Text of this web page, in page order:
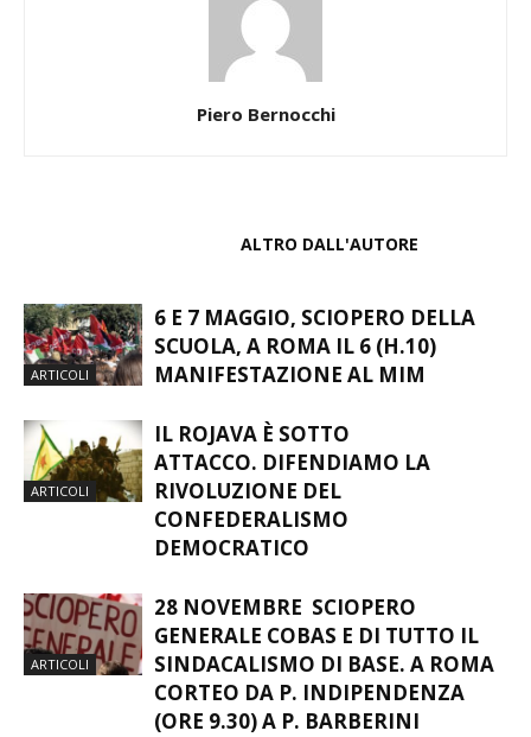
Piero Bernocchi
ALTRO DALL'AUTORE
ARTICOLI
6 E 7 MAGGIO, SCIOPERO DELLA
SCUOLA, A ROMA IL 6 (H.10)
MANIFESTAZIONE AL MIM
ARTICOLI
IL ROJAVA È SOTTO
ATTACCO. DIFENDIAMO LA
RIVOLUZIONE DEL
CONFEDERALISMO
DEMOCRATICO
ARTICOLI
28 NOVEMBRE SCIOPERO
GENERALE COBAS E DI TUTTO IL
SINDACALISMO DI BASE. A ROMA
CORTEO DA P. INDIPENDENZA
(ORE 9.30) A P. BARBERINI